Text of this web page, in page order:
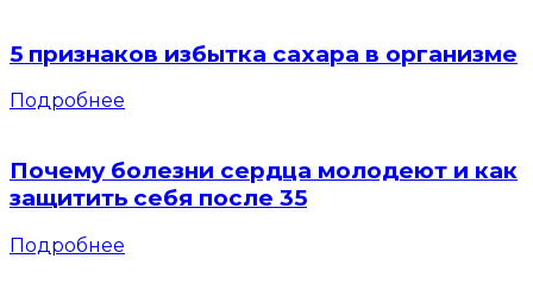
5 признаков избытка сахара в организме
Подробнее
Почему болезни сердца молодеют и как
защитить себя после 35
Подробнее